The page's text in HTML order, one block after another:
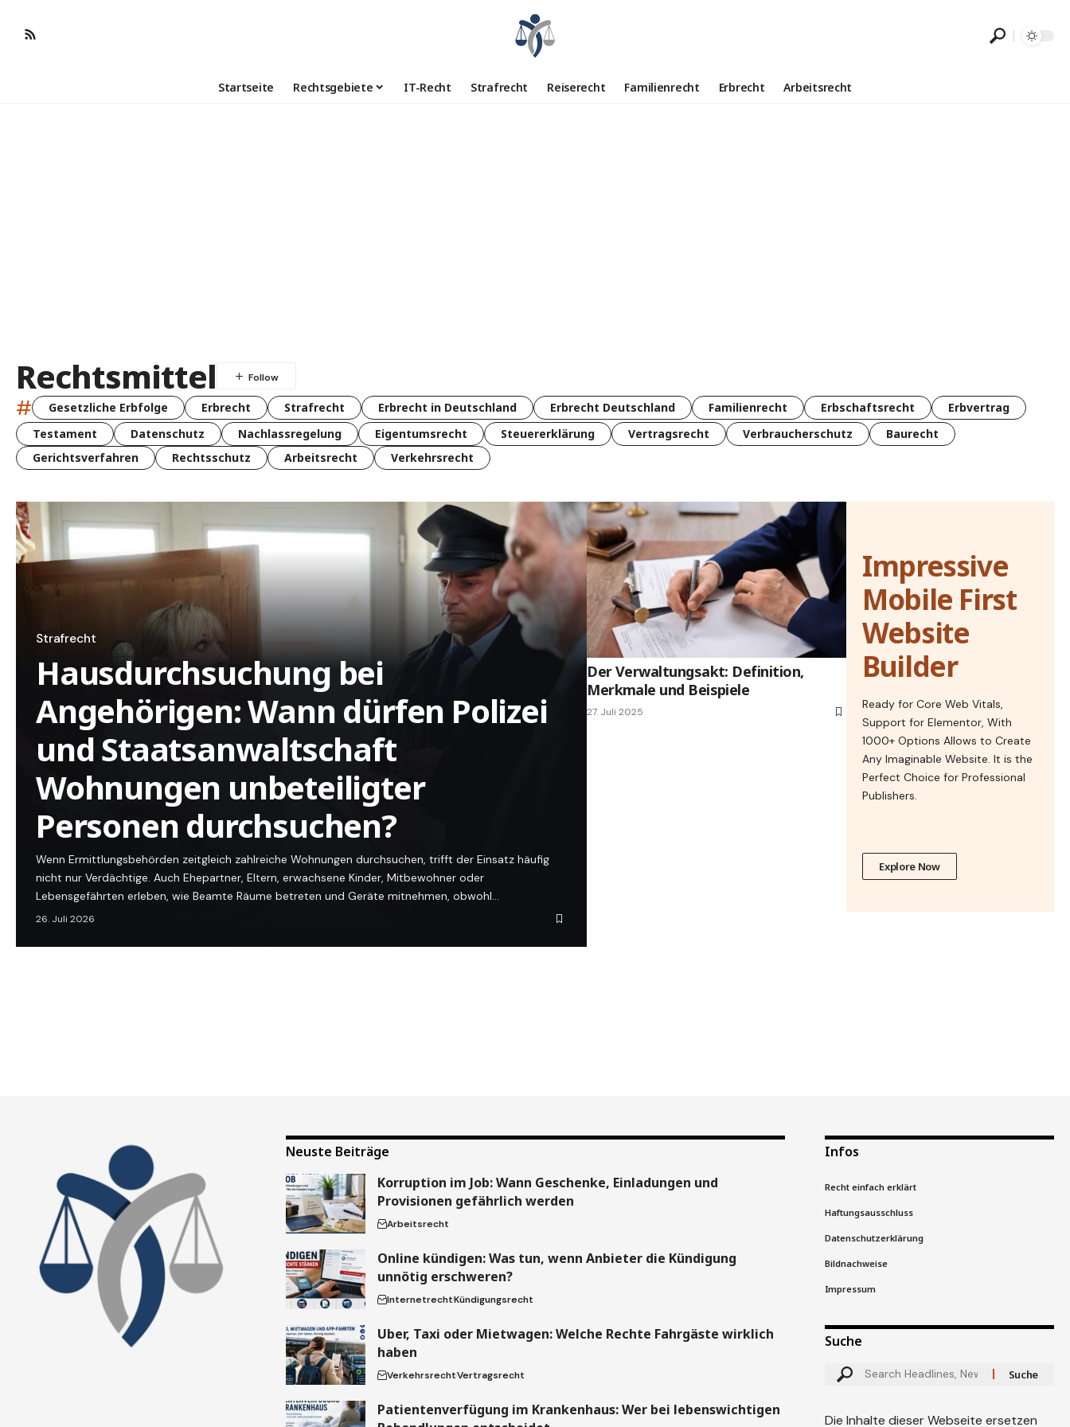
Startseite Rechtsgebiete IT-Recht Strafrecht Reiserecht Familienrecht Erbrecht Arbeitsrecht
Rechtsmittel
# Gesetzliche Erbfolge Erbrecht Strafrecht Erbrecht in Deutschland Erbrecht Deutschland Familienrecht Erbschaftsrecht
Erbvertrag
Testament
Datenschutz Nachlassregelung Eigentumsrecht Steuererklärung Vertragsrecht Verbraucherschutz
Baurecht
Gerichtsverfahren
Rechtsschutz Arbeitsrecht Verkehrsrecht
Strafrecht
Hausdurchsuchung bei
Angehörigen: Wann dürfen Polizei
und Staatsanwaltschaft
Wohnungen unbeteiligter
Personen durchsuchen?
Wenn Ermittlungsbehörden zeitgleich zahlreiche Wohnungen durchsuchen, trifft der Einsatz häufig
nicht nur Verdächtige. Auch Ehepartner, Eltern, erwachsene Kinder, Mitbewohner oder
Lebensgefährten erleben, wie Beamte Räume betreten und Geräte mitnehmen, obwohl…
26. Juli 2026
Der Verwaltungsakt: Definition,
Merkmale und Beispiele
27. Juli 2025
Impressive
Mobile First
Website
Builder
Ready for Core Web Vitals,
Support for Elementor, With
1000+ Options Allows to Create
Any Imaginable Website. It is the
Perfect Choice for Professional
Publishers.
Explore Now
Neuste Beiträge
Korruption im Job: Wann Geschenke, Einladungen und
Provisionen gefährlich werden
Arbeitsrecht
Online kündigen: Was tun, wenn Anbieter die Kündigung
unnötig erschweren?
InternetrechtKündigungsrecht
Uber, Taxi oder Mietwagen: Welche Rechte Fahrgäste wirklich
haben
VerkehrsrechtVertragsrecht
Patientenverfügung im Krankenhaus: Wer bei lebenswichtigen
Infos
Recht einfach erklärt
Haftungsausschluss
Datenschutzerklärung
Bildnachweise
Impressum
Suche
Die Inhalte dieser Webseite ersetzen